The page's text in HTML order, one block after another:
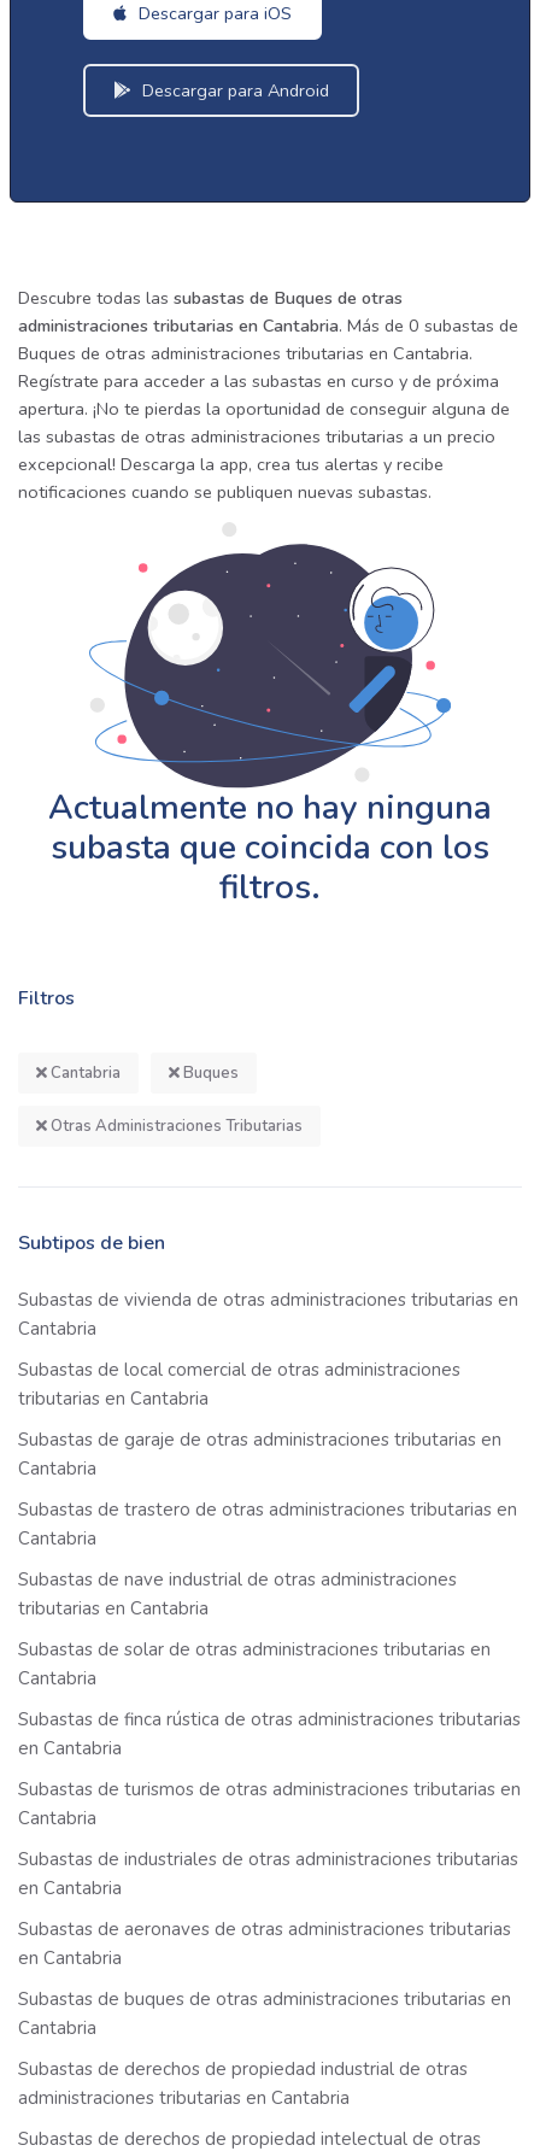
Descargar para iOS
Descargar para Android
Filtros
Cantabria Buques
Otras Administraciones Tributarias
Subtipos de bien
Subastas de vivienda de otras administraciones tributarias en
Cantabria
Subastas de local comercial de otras administraciones
tributarias en Cantabria
Subastas de garaje de otras administraciones tributarias en
Cantabria
Subastas de trastero de otras administraciones tributarias en
Cantabria
Subastas de nave industrial de otras administraciones
tributarias en Cantabria
Subastas de solar de otras administraciones tributarias en
Cantabria
Subastas de finca rústica de otras administraciones tributarias
en Cantabria
Subastas de turismos de otras administraciones tributarias en
Cantabria
Subastas de industriales de otras administraciones tributarias
en Cantabria
Subastas de aeronaves de otras administraciones tributarias
en Cantabria
Subastas de buques de otras administraciones tributarias en
Cantabria
Subastas de derechos de propiedad industrial de otras
administraciones tributarias en Cantabria
Subastas de derechos de propiedad intelectual de otras
Descubre todas las subastas de Buques de otras
administraciones tributarias en Cantabria. Más de 0 subastas de
Buques de otras administraciones tributarias en Cantabria.
Regístrate para acceder a las subastas en curso y de próxima
apertura. ¡No te pierdas la oportunidad de conseguir alguna de
las subastas de otras administraciones tributarias a un precio
excepcional! Descarga la app, crea tus alertas y recibe
notificaciones cuando se publiquen nuevas subastas.
Actualmente no hay ninguna
subasta que coincida con los
filtros.